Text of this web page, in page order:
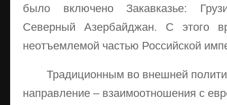
было включено Закавказье:
Северный Азербайджан. С этого
неотъемлемой частью Российской
Традиционным во внешней
направление – взаимоотношения с